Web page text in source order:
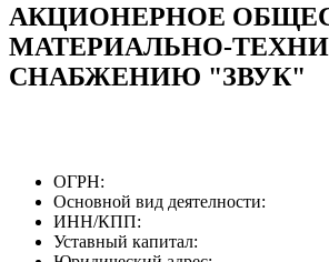
АКЦИОНЕРНОЕ
МАТЕРИАЛЬНО-
СНАБЖЕНИЮ "ЗВУК"
ОГРН:
Основной вид деятелности:
ИНН/КПП:
Уставный капитал: